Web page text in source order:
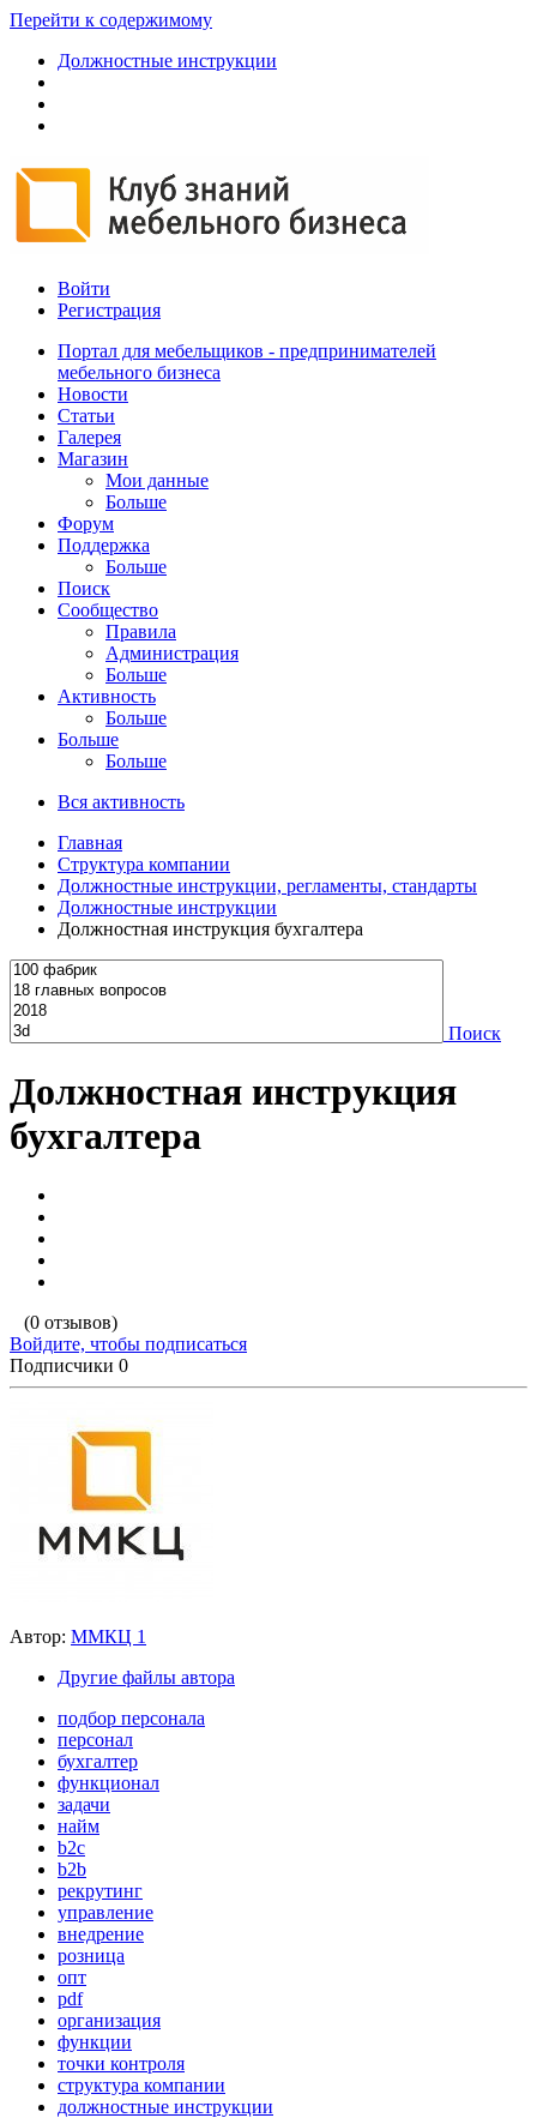
Перейти к содержимому
Должностные инструкции
Войти
Регистрация
Портал для мебельщиков - предпринимателей
мебельного бизнеса
Новости
Статьи
Галерея
Магазин
Мои данные
Больше
Форум
Поддержка
Больше
Поиск
Сообщество
Правила
Администрация
Больше
Активность
Больше
Больше
Больше
Вся активность
Главная
Структура компании
Должностные инструкции, регламенты, стандарты
Должностные инструкции
Должностная инструкция бухгалтера
Поиск
Должностная инструкция
бухгалтера
(0 отзывов)
Войдите, чтобы подписаться
Подписчики 0
Автор: ММКЦ 1
Другие файлы автора
подбор персонала
персонал
бухгалтер
функционал
задачи
найм
b2c
b2b
рекрутинг
управление
внедрение
розница
опт
pdf
организация
функции
точки контроля
структура компании
должностные инструкции